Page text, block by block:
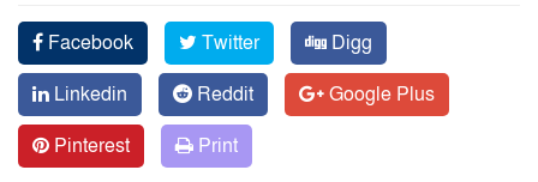
Facebook Twitter
Digg
Linkedin
Reddit
Google Plus
Pinterest
Print